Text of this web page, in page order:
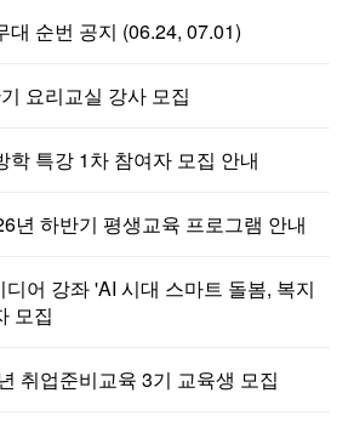
대 순번 공지 (06.24, 07.01)
요리교실 강사 모집
학 특강 1차 참여자 모집 안내
년 하반기 평생교육 프로그램 안내
어 강좌 'AI 시대 스마트 돌봄, 복지
모집
취업준비교육 3기 교육생 모집